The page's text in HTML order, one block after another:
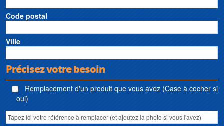
Code postal
Ville
Précisez votre besoin
Remplacement d'un produit que vous avez (Case à cocher si
oui)